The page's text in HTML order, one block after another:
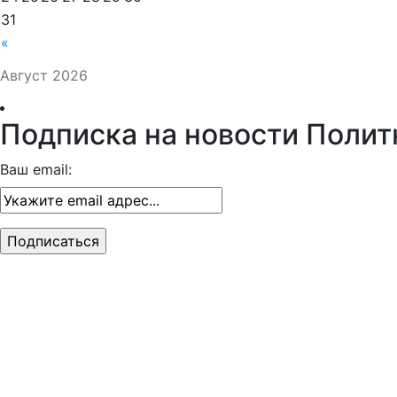
Август 2026
«
31
Подписка на новости
Ваш email: